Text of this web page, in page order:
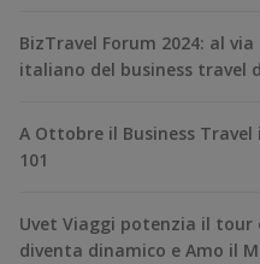
BizTravel Forum 2024: al
italiano del business travel
A Ottobre il Business
101
Uvet Viaggi potenzia il
diventa dinamico e Amo il